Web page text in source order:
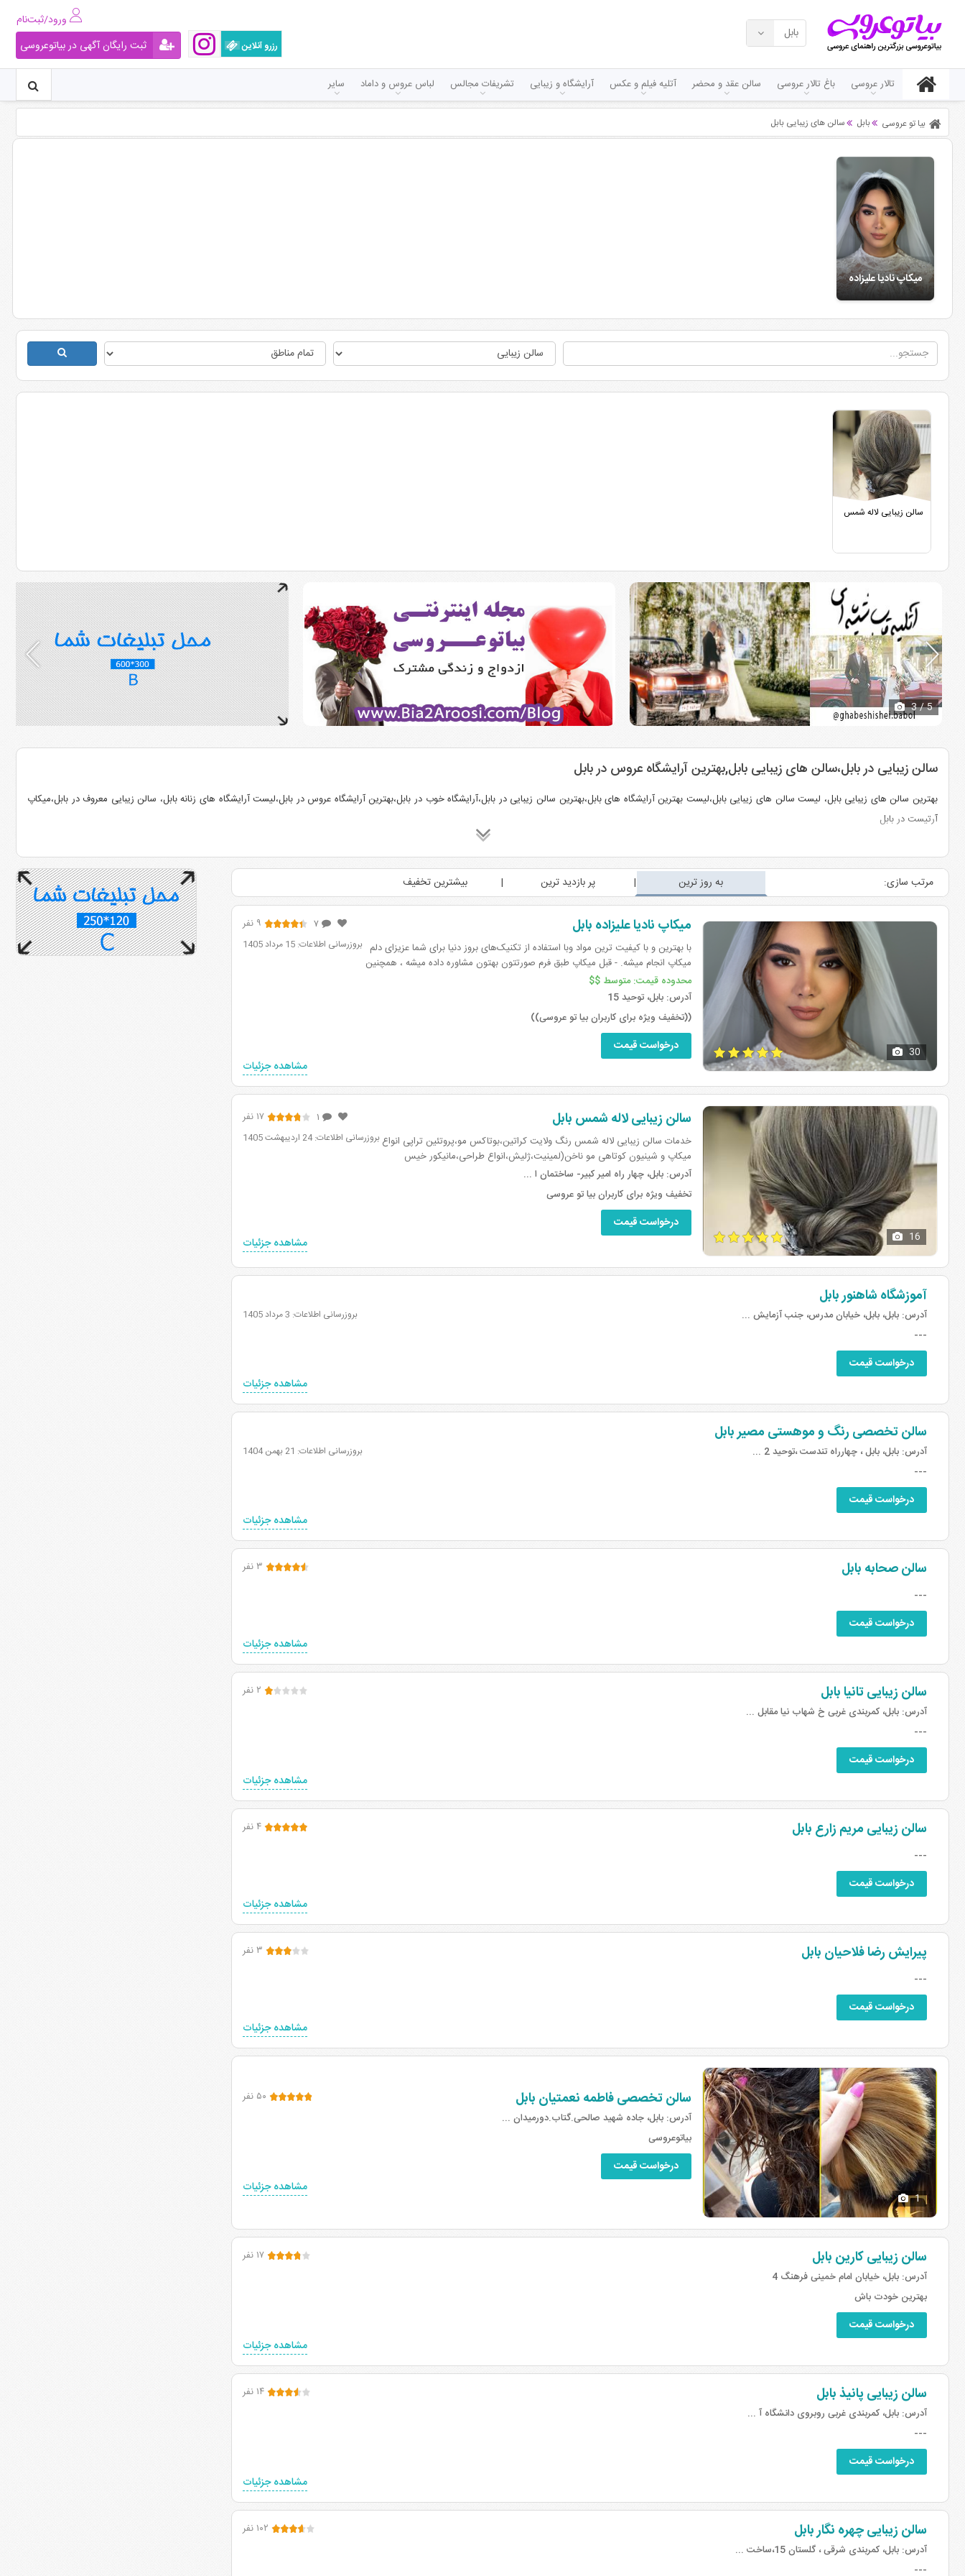
بابل
رزرو آنلاین
ثبت رایگان آگهی در بیاتوعروسی
تالار عروسی باغ تالار عروسی سالن عقد و محضر آتلیه فیلم و عکس آرایشگاه و زیبایی تشریفات مجالس لباس عروس و داماد سایر
بیا تو عروسی بابل سالن های زیبایی بابل
میکاپ نادیا علیزاده
سالن زیبایی لاله شمس
3/ 5
سالن زیبایی در بابل،سالن های زیبایی بابل,بهترین آرایشگاه عروس در بابل
بهترین سالن های زیبایی بابل، لیست سالن های زیبایی بابل،لیست بهترین آرایشگاه های بابل،بهترین سالن زیبایی در بابل،آرایشگاه خوب در بابل،بهترین آرایشگاه عروس در بابل،لیست آرایشگاه های زنانه بابل، سالن زیبایی معروف در بابل،میکاپ
آرتیست در بابل
مرتب سازی: به روز ترین پر بازدید ترین بیشترین تخفیف
30
میکاپ نادیا علیزاده بابل ۷ ۹ نفر
بروزرسانی اطلاعات: 15 مرداد 1405 با بهترین و با کیفیت ترین مواد وبا استفاده از تکنیک‌های بروز دنیا برای شما عزیزای دلم
میکاپ انجام میشه. - قبل میکاپ طبق فرم صورتتون بهتون مشاوره داده میشه ، همچنین
نظر شما پرسیده میشه ، و با توجه به س...
محدوده قیمت:متوسط $$
آدرس: بابل، توحید 15
((تخفیف ویژه برای کاربران بیا تو عروسی))
درخواست قیمت
مشاهده جزئیات
16
سالن زیبایی لاله شمس بابل ۱ ۱۷ نفر
بروزرسانی اطلاعات: 24 اردیبهشت 1405 خدمات سالن زیبایی لاله شمس رنگ ولایت کراتین،بوتاکس مو،پروتئین تراپی انواع
میکاپ و شینیون کوتاهی مو ناخن(لمینیت،ژلیش،انواع طراحی،مانیکور خیس
دست،اسپا دست،پدیکور درمانی پا) انواع بافت مو
آدرس: بابل، چهار راه امیر کبیر- ساختمان ا ...
تخفیف ویژه برای کاربران بیا تو عروسی
درخواست قیمت
مشاهده جزئیات
آموزشگاه شاهنور بابل
بروزرسانی اطلاعات: 3 مرداد 1405 آدرس: بابل، بابل، خیابان مدرس، جنب آزمایش ...
---
درخواست قیمت
مشاهده جزئیات
سالن تخصصی رنگ و موهستی مصیر بابل
بروزرسانی اطلاعات: 21 بهمن 1404 آدرس: بابل، بابل ، چهارراه تندست ،توحید 2 ...
---
درخواست قیمت
مشاهده جزئیات
سالن صحابه بابل
۳ نفر
---
درخواست قیمت
مشاهده جزئیات
سالن زیبایی تانیا بابل
۲ نفر
آدرس: بابل، کمربندی غربی خ شهاب نیا مقابل ...
---
درخواست قیمت
مشاهده جزئیات
سالن زیبایی مریم زارع بابل
۴ نفر
---
درخواست قیمت
مشاهده جزئیات
پیرایش رضا فلاحیان بابل
۳ نفر
---
درخواست قیمت
مشاهده جزئیات
1
سالن تخصصی فاطمه نعمتیان بابل
۵۰ نفر
آدرس: بابل، جاده شهید صالحی.گتاب.دورمیدان ...
بیاتوعروسی
درخواست قیمت
مشاهده جزئیات
سالن زیبایی کارین بابل
۱۷ نفر
آدرس: بابل، خیابان امام خمینی فرهنگ 4
بهترین خودت باش
درخواست قیمت
مشاهده جزئیات
سالن زیبایی پانیذ بابل
۱۴ نفر
آدرس: بابل، کمربندی غربی روبروی دانشگاه آ ...
---
درخواست قیمت
مشاهده جزئیات
سالن زیبایی چهره نگار بابل
۱۰۲ نفر
آدرس: بابل، کمربندی شرقی ، گلستان 15،ساخت ...
---